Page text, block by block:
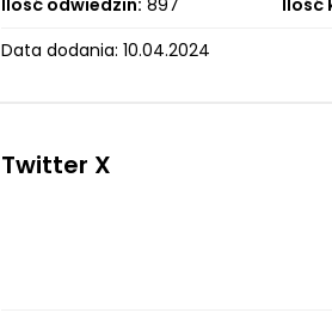
Ilość odwiedzin: 897 Ilość
Data dodania: 10.04.2024
Twitter X